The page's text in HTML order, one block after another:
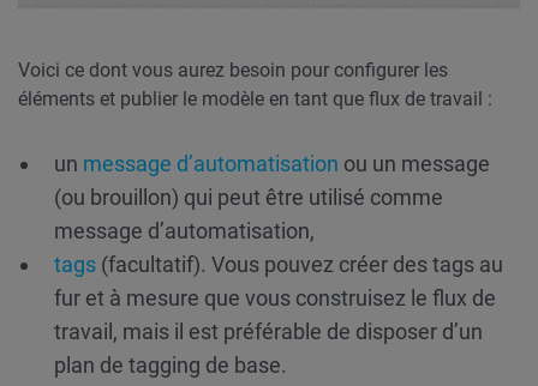
Voici ce dont vous aurez besoin pour configurer les
éléments et publier le modèle en tant que flux de travail :
un message d’automatisation ou un message
(ou brouillon) qui peut être utilisé comme
message d’automatisation,
tags (facultatif). Vous pouvez créer des tags au
fur et à mesure que vous construisez le flux de
travail, mais il est préférable de disposer d’un
plan de tagging de base.